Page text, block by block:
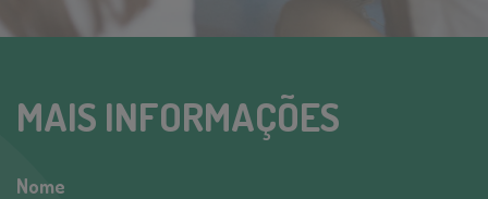
MAIS INFORMAÇÕES
Nome